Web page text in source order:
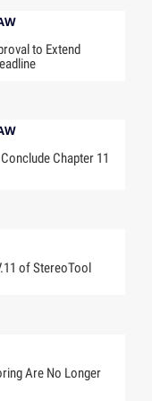
to Extend
Chapter 11
of StereoTool
Are No Longer